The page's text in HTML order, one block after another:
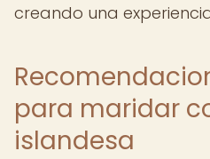
creando una
para maridar
islandesa